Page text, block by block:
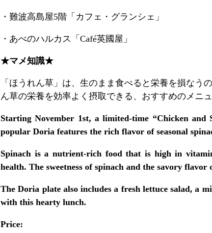
・難波高島屋5階「カフェ・グランシェ」
・あべのハルカス「Café英國屋」
★マメ知識★
「ほうれん草」は、生のまま食べると栄養を損な
ん草の栄養を効率よく摂取できる、おすすめのメニュ
Starting November 1st, a limited-time “Chicken
popular Doria features the rich flavor of seasonal
Spinach is a nutrient-rich food that is high in
health. The sweetness of spinach and the savory
The Doria plate also includes a fresh lettuce salad, a
with this hearty lunch.
Price: